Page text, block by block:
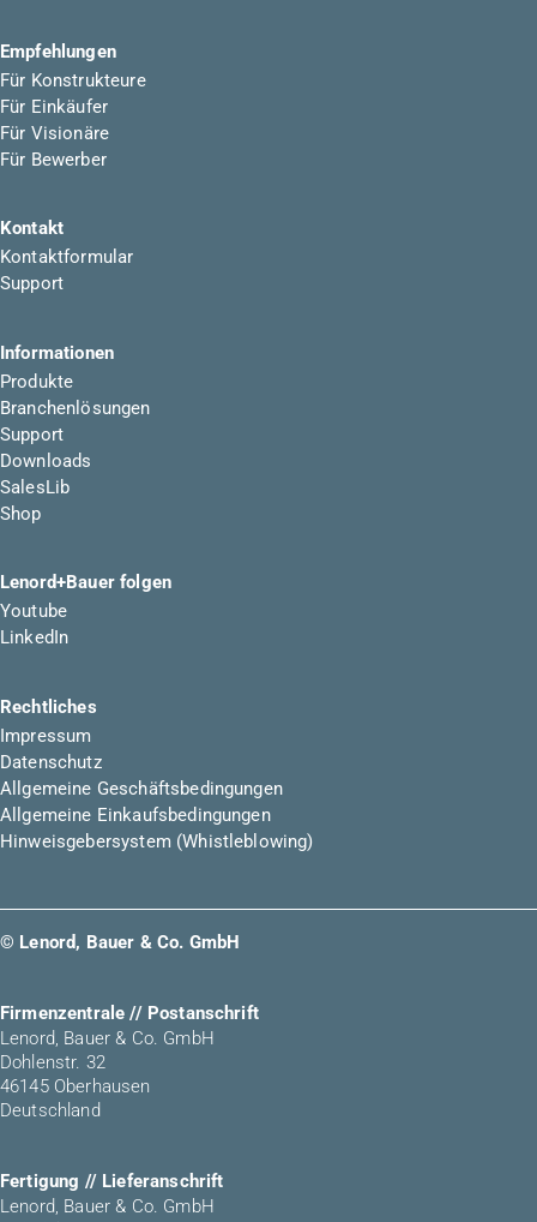
Empfehlungen
Für Konstrukteure
Für Einkäufer
Für Visionäre
Für Bewerber
Kontakt
Kontaktformular
Support
Informationen
Produkte
Branchenlösungen
Support
Downloads
SalesLib
Shop
Lenord+Bauer folgen
Youtube
LinkedIn
Rechtliches
Impressum
Datenschutz
Allgemeine Geschäftsbedingungen
Allgemeine Einkaufsbedingungen
Hinweisgebersystem (Whistleblowing)
© Lenord, Bauer & Co. GmbH
Firmenzentrale // Postanschrift
Lenord, Bauer & Co. GmbH
Dohlenstr. 32
46145 Oberhausen
Deutschland
Fertigung // Lieferanschrift
Lenord, Bauer & Co. GmbH